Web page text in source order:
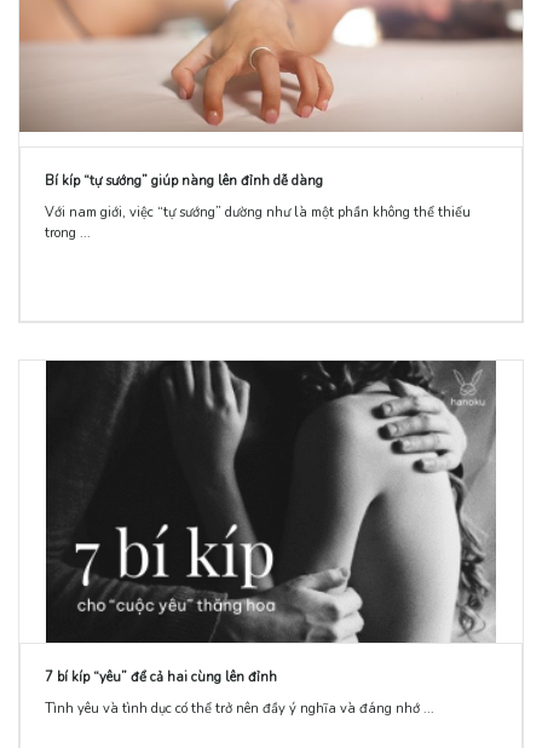
Bí kíp “tự sướng” giúp nàng lên đỉnh dễ dàng
Với nam giới, việc “tự sướng” dường như là một phần không thể thiếu
trong ...
7 bí kíp “yêu” để cả hai cùng lên đỉnh
Tình yêu và tình dục có thể trở nên đầy ý nghĩa và đáng nhớ ...